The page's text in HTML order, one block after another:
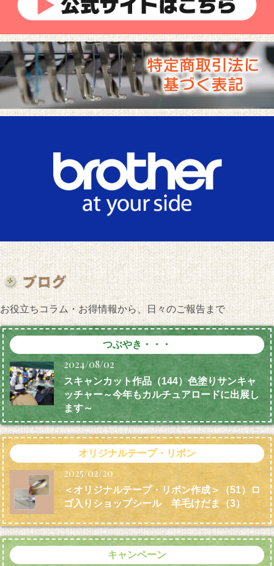
お役立ちコラム・お得情報から、日々のご報告まで
つぶやき・・・
2024/08/02
スキャンカット作品（144）色塗りサンキャ
ッチャー～今年もカルチュアロードに出展し
ます～
オリジナルテープ・リボン
2025/02/20
＜オリジナルテープ・リボン作成＞（51）ロ
ゴ入りショップシール 羊毛けだま （3）
キャンペーン